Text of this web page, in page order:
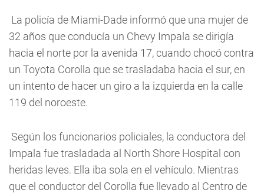
32 años que conducía un Chevy Impala se dirigía
hacia el norte por la avenida 17, cuando chocó contra
un Toyota Corolla que se trasladaba hacia el sur, en
un intento de hacer un giro a la izquierda en la calle
119 del noroeste.
Impala fue trasladada al North Shore Hospital con
heridas leves. Ella iba sola en el vehículo. Mientras
que el conductor del Corolla fue llevado al Centro de